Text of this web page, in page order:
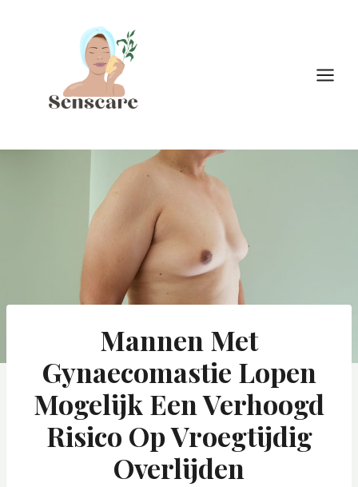
Mannen Met
Gynaecomastie Lopen
Mogelijk Een Verhoogd
Risico Op Vroegtijdig
Overlijden